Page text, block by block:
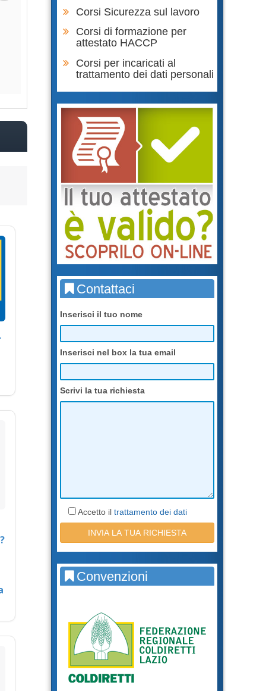
Esposizione ad agenti chimici,
etichettatura delle sostanze pericolose
85,00 €
Acquista
Corsi Sicurezza sul lavoro
Corsi di formazione per
attestato HACCP
Corsi per incaricati al
trattamento dei dati personali
Contattaci
Inserisci il tuo nome
Inserisci nel box la tua email
Scrivi la tua richiesta
Accetto il trattamento dei dati
Convenzioni